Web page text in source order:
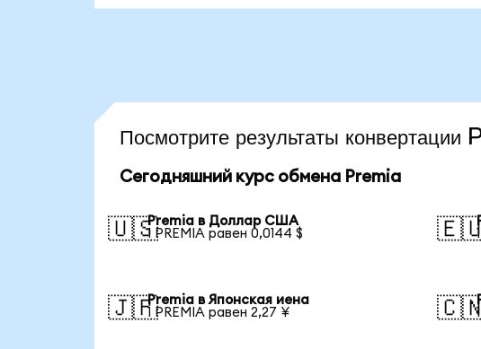
Посмотрите результаты
Сегодняшний курс обмена Premia
🇺🇸Premia в Доллар США
1 PREMIA равен 0,0144 $
🇯🇵Premia в Японская иена
1 PREMIA равен 2,27 ¥